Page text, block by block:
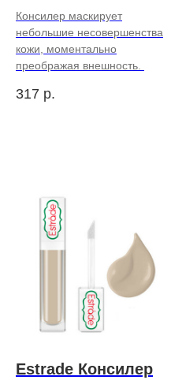
Консилер маскирует
небольшие несовершенства
кожи, моментально
преображая внешность.
317 р.
Estrade Консилер